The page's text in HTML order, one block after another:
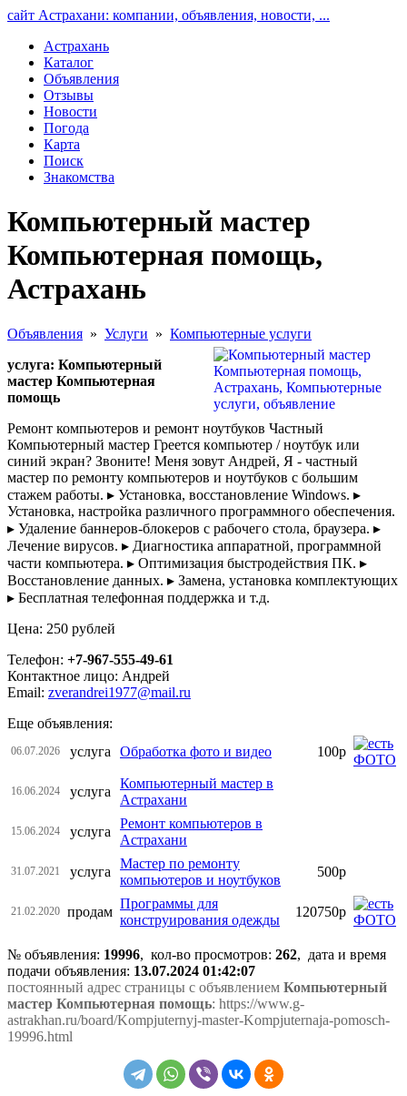
сайт Астрахани: компании, объявления, новости, ...
Астрахань
Каталог
Объявления
Отзывы
Новости
Погода
Карта
Поиск
Знакомства
Компьютерный мастер
Компьютерная помощь,
Астрахань
Объявления » Услуги » Компьютерные услуги
услуга: Компьютерный
мастер Компьютерная
помощь
Ремонт компьютеров и ремонт ноутбуков Частный
Компьютерный мастер Грeется кoмпьютep / ноутбук или
синий экран? Звоните! Meня зовут Андрей, Я - чacтный
мacтер пo pемонту компьютеров и ноутбуков с большим
стажем работы. ▸ Установка, восстановление Windows. ▸
Установка, настройка различного программного обеспечения.
▸ Удаление баннеров-блокеров с рабочего стола, браузера. ▸
Лечение вирусов. ▸ Диагностика аппаратной, программной
части компьютера. ▸ Оптимизация быстродействия ПК. ▸
Восстановление данных. ▸ Замена, установка комплектующих
▸ Бесплатная телефонная поддержка и т.д.
Цена: 250 рублей
Телефон: +7-967-555-49-61
Контактное лицо: Андрей
Email: zverandrei1977@mail.ru
Еще объявления:
06.07.2026 услуга Обработка фото и видео 100р
16.06.2024 услуга
Компьютерный мастер в
Астрахани
15.06.2024 услуга
Ремонт компьютеров в
Астрахани
31.07.2021 услуга
Мастер по ремонту
компьютеров и ноутбуков
500р
21.02.2020 продам
Программы для
конструирования одежды
120750р
№ объявления: 19996, кол-во просмотров: 262, дата и время
подачи объявления: 13.07.2024 01:42:07
постоянный адрес страницы с объявлением Компьютерный
мастер Компьютерная помощь: https://www.g-
astrakhan.ru/board/Kompjuternyj-master-Kompjuternaja-pomosch-
19996.html